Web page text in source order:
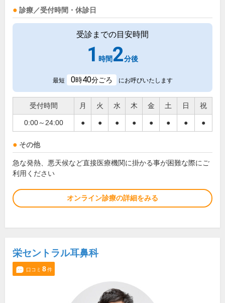
診療／受付時間・休診日
受診までの目安時間
1 時間2分後
最短 0時40分ごろ にお呼びいたします
受付時間 月 火 水 木 金 土 日 祝
0:00～24:00 ● ● ● ● ● ● ● ●
その他
急な発熱、悪天候など直接医療機関に掛かる事が困難な際にご
利用ください
オンライン診療の詳細をみる
栄セントラル耳鼻科
口コミ 8件